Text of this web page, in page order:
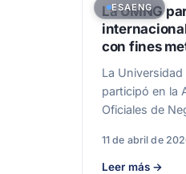
ESAENG
La UMNG
con fines
La
participó en la
Oficiales de
11 de abril de
Leer más →